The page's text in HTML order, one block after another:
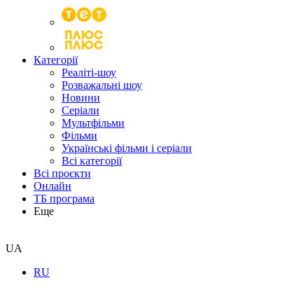
Категорії
Реаліті-шоу
Розважальні шоу
Новини
Серіали
Мультфільми
Фільми
Українські фільми і серіали
Всі категорії
Всі проєкти
Онлайн
ТБ програма
Еще
UA
RU